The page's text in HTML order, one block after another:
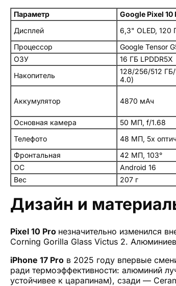
Параметр Google Pixel 10
Дисплей
6,3" OLED, 120
Процессор
Google Tensor
ОЗУ
16 ГБ LPDDR5X
Накопитель
128/256/512
4.0)
Аккумулятор 4870 мАч
Основная камера
50 МП, f/1.68
Телефото
48 МП, 5x
Фронтальная
42 МП, 103°
ОС
Android 16
Вес
207 г
Дизайн и
Pixel 10 Pro незначительно изменился
Corning Gorilla Glass Victus 2.
iPhone 17 Pro в 2025 году впервые
ради термоэффективности: алюминий
устойчивее к царапинам), сзади —